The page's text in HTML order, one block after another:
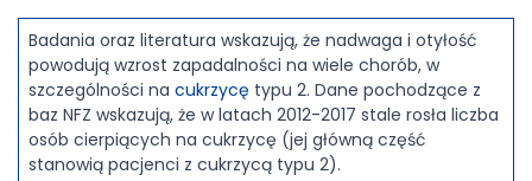
Badania oraz literatura wskazują, że nadwaga i otyłość
powodują wzrost zapadalności na wiele chorób, w
szczególności na cukrzycę typu 2. Dane pochodzące z
baz NFZ wskazują, że w latach 2012-2017 stale rosła liczba
osób cierpiących na cukrzycę (jej główną część
stanowią pacjenci z cukrzycą typu 2).